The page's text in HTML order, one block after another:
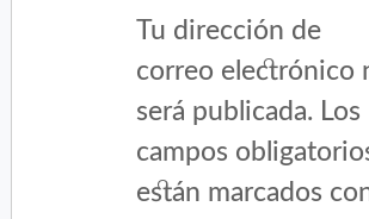
Tu dirección de
correo electrónico
será publicada. Los
campos
están marcados